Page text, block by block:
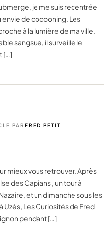
je me suis recentrée
de cocooning. Les
à la lumière de ma ville.
sangsue, il surveille le
[…]
PAR FRED PETIT
mieux vous retrouver. Après
des Capians , un tour à
et un dimanche sous les
Uzès, Les Curiosités de Fred
pendant […]